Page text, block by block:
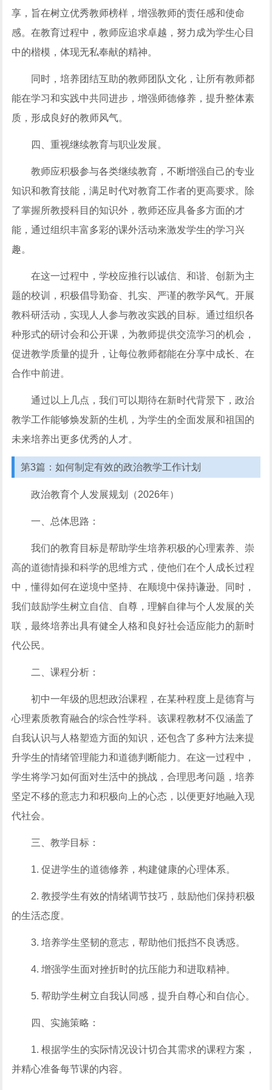
享，旨在树立优秀教师榜样，增强教师的责任感和使命
感。在教育过程中，教师应追求卓越，努力成为学生心目
中的楷模，体现无私奉献的精神。
同时，培养团结互助的教师团队文化，让所有教师都
能在学习和实践中共同进步，增强师德修养，提升整体素
质，形成良好的教师风气。
四、重视继续教育与职业发展。
教师应积极参与各类继续教育，不断增强自己的专业
知识和教育技能，满足时代对教育工作者的更高要求。除
了掌握所教授科目的知识外，教师还应具备多方面的才
能，通过组织丰富多彩的课外活动来激发学生的学习兴
趣。
在这一过程中，学校应推行以诚信、和谐、创新为主
题的校训，积极倡导勤奋、扎实、严谨的教学风气。开展
教科研活动，实现人人参与教改实践的目标。通过组织各
种形式的研讨会和公开课，为教师提供交流学习的机会，
促进教学质量的提升，让每位教师都能在分享中成长、在
合作中前进。
通过以上几点，我们可以期待在新时代背景下，政治
教学工作能够焕发新的生机，为学生的全面发展和祖国的
未来培养出更多优秀的人才。
第3篇：如何制定有效的政治教学工作计划
政治教育个人发展规划（2026年）
一、总体思路：
我们的教育目标是帮助学生培养积极的心理素养、崇
高的道德情操和科学的思维方式，使他们在个人成长过程
中，懂得如何在逆境中坚持、在顺境中保持谦逊。同时，
我们鼓励学生树立自信、自尊，理解自律与个人发展的关
联，最终培养出具有健全人格和良好社会适应能力的新时
代公民。
二、课程分析：
初中一年级的思想政治课程，在某种程度上是德育与
心理素质教育融合的综合性学科。该课程教材不仅涵盖了
自我认识与人格塑造方面的知识，还包含了多种方法来提
升学生的情绪管理能力和道德判断能力。在这一过程中，
学生将学习如何面对生活中的挑战，合理思考问题，培养
坚定不移的意志力和积极向上的心态，以便更好地融入现
代社会。
三、教学目标：
1. 促进学生的道德修养，构建健康的心理体系。
2. 教授学生有效的情绪调节技巧，鼓励他们保持积极
的生活态度。
3. 培养学生坚韧的意志，帮助他们抵挡不良诱惑。
4. 增强学生面对挫折时的抗压能力和进取精神。
5. 帮助学生树立自我认同感，提升自尊心和自信心。
四、实施策略：
1. 根据学生的实际情况设计切合其需求的课程方案，
并精心准备每节课的内容。